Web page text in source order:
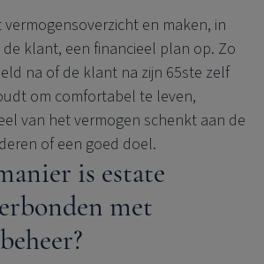
en maken, in
klant, een financieel plan op. Zo
na of de klant na zijn 65ste zelf
om comfortabel te leven,
van het vermogen schenkt aan de
of een goed doel.
is estate
met